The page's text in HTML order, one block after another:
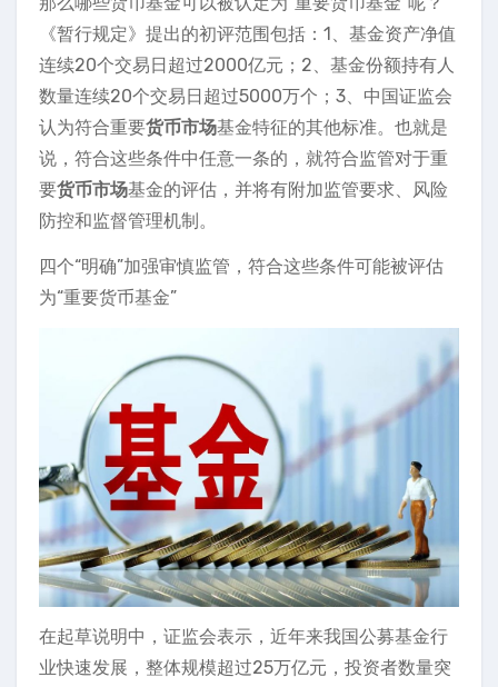
《暂行规定》提出的初评范围包括：1、基金资产净值
连续20个交易日超过2000亿元；2、基金份额持有人
数量连续20个交易日超过5000万个；3、中国证监会
认为符合重要货币市场基金特征的其他标准。也就是
说，符合这些条件中任意一条的，就符合监管对于重
要货币市场基金的评估，并将有附加监管要求、风险
防控和监督管理机制。
四个“明确”加强审慎监管，符合这些条件可能被评估
为“重要货币基金”
在起草说明中，证监会表示，近年来我国公募基金行
业快速发展，整体规模超过25万亿元，投资者数量突